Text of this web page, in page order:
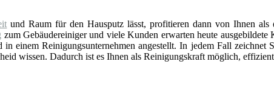
und Raum für den Hausputz lässt, profitieren dann von Ihnen als
zum Gebäudereiniger und viele Kunden erwarten heute
einem Reinigungsunternehmen angestellt. In jedem Fall zeichnet
wissen. Dadurch ist es Ihnen als Reinigungskraft möglich,